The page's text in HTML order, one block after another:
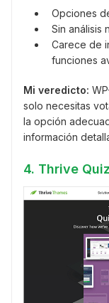
Opciones
Sin análisis
Carece de
funciones
Mi veredicto:
solo necesitas
la opción
información
4. Thrive